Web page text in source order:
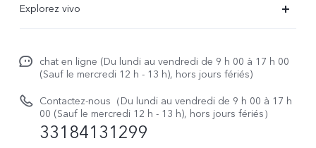
V23 5G
Y22s
Y35
Centre de services
Authentification IMEI
Prix des réparations hors garantie
Demande de retour en réparation-ICP
Explorez vivo
La vie chez vivo
vivo netiquette
About Us
chat en ligne (Du lundi au vendredi de 9 h 00 à 17 h 00
(Sauf le mercredi 12 h - 13 h), hors jours fériés)
Contactez-nous（Du lundi au vendredi de 9 h 00 à 17 h
00 (Sauf le mercredi 12 h - 13 h), hors jours fériés）
33184131299